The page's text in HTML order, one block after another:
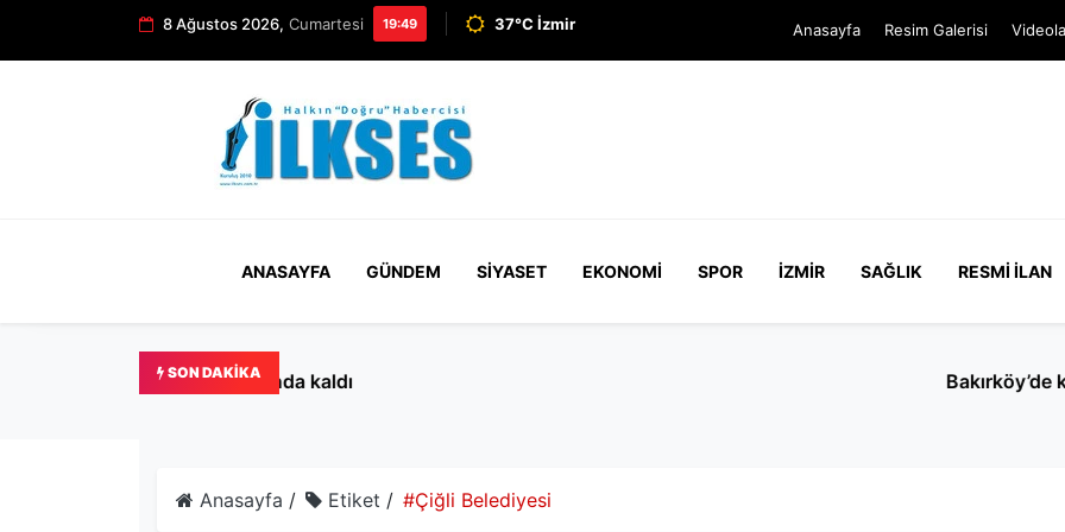
8 Ağustos 2026, Cumartesi 19:49 37°C İzmir Anasayfa Resim Galerisi
ANASAYFA GÜNDEM SIYASET EKONOMI SPOR İZMIR SAĞLIK RESMI İLAN
SON DAKIKA Bakırköy’de kedilere mama verirken yolu kapatan kadın yakalandı: Hakkında 150 kayıt
Anasayfa / Etiket / #Çiğli Belediyesi